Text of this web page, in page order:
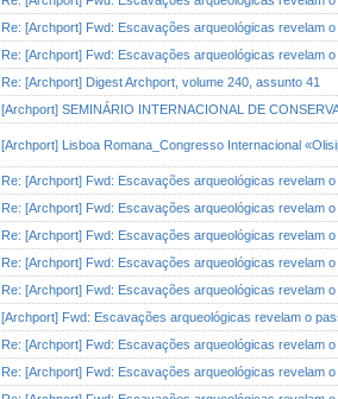
Re: [Archport] Fwd: Escavações arqueológicas revelam
Re: [Archport] Fwd: Escavações arqueológicas revelam
Re: [Archport] Digest Archport, volume 240, assunto 41
[Archport] SEMINÁRIO INTERNACIONAL DE
[Archport] Lisboa Romana_Congresso Internacional
Re: [Archport] Fwd: Escavações arqueológicas revelam
Re: [Archport] Fwd: Escavações arqueológicas revelam
Re: [Archport] Fwd: Escavações arqueológicas revelam
Re: [Archport] Fwd: Escavações arqueológicas revelam
Re: [Archport] Fwd: Escavações arqueológicas revelam
[Archport] Fwd: Escavações arqueológicas revelam o
Re: [Archport] Fwd: Escavações arqueológicas revelam
Re: [Archport] Fwd: Escavações arqueológicas revelam